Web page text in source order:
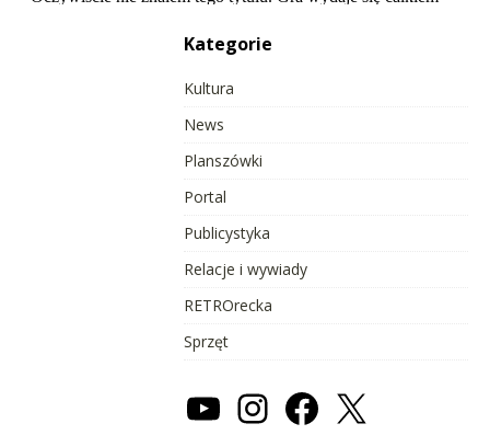
Kategorie
Kultura
News
Planszówki
Portal
Publicystyka
Relacje i wywiady
RETROrecka
Sprzęt